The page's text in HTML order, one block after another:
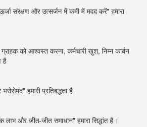
संरक्षण और उत्सर्जन में कमी में मदद करें" हमारा
को आश्वस्त करना, कर्मचारी खुश, निम्न कार्बन
है
हमारी प्रतिबद्धता है
लाभ और जीत-जीत समाधान" हमारा सिद्धांत है।